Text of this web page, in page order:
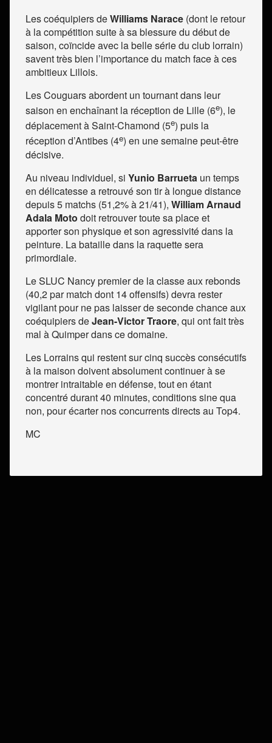
Les coéquipiers deWilliams Narace (dont le retour
à la compétition suite à sa blessure du début de
saison, coïncide avec la belle série du club lorrain)
savent très bien l’importance du match face à ces
ambitieux Lillois.
Les Couguars abordent un tournant dans leur
saison en enchaînant la réception de Lille (6e), le
déplacement à Saint-Chamond (5e) puis la
réception d’Antibes (4e) en une semaine peut-être
décisive.
Au niveau individuel, si Yunio Barrueta un temps
en délicatesse a retrouvé son tir à longue distance
depuis 5 matchs (51,2% à 21/41), William Arnaud
Adala Moto doit retrouver toute sa place et
apporter son physique et son agressivité dans la
peinture. La bataille dans la raquette sera
primordiale.
Le SLUC Nancy premier de la classe aux rebonds
(40,2 par match dont 14 offensifs) devra rester
vigilant pour ne pas laisser de seconde chance aux
coéquipiers deJean-Victor Traore, qui ont fait très
mal à Quimper dans ce domaine.
Les Lorrains qui restent sur cinq succès consécutifs
à la maison doivent absolument continuer à se
montrer intraitable en défense, tout en étant
concentré durant 40 minutes, conditions sine qua
non, pour écarter nos concurrents directs au Top4.
MC